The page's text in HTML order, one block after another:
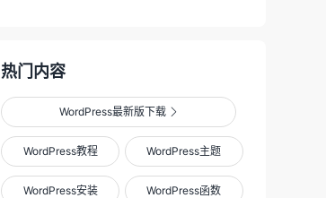
热门内容
WordPress最新版下载 
WordPress教程 WordPress主题
WordPress安装 WordPress函数